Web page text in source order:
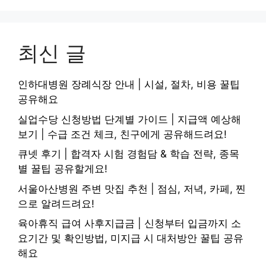
최신 글
인하대병원 장례식장 안내 | 시설, 절차, 비용 꿀팁
공유해요
실업수당 신청방법 단계별 가이드 | 지급액 예상해
보기 | 수급 조건 체크, 친구에게 공유해드려요!
큐넷 후기 | 합격자 시험 경험담 & 학습 전략, 종목
별 꿀팁 공유할게요!
서울아산병원 주변 맛집 추천 | 점심, 저녁, 카페, 찐
으로 알려드려요!
육아휴직 급여 사후지급금 | 신청부터 입금까지 소
요기간 및 확인방법, 미지급 시 대처방안 꿀팁 공유
해요